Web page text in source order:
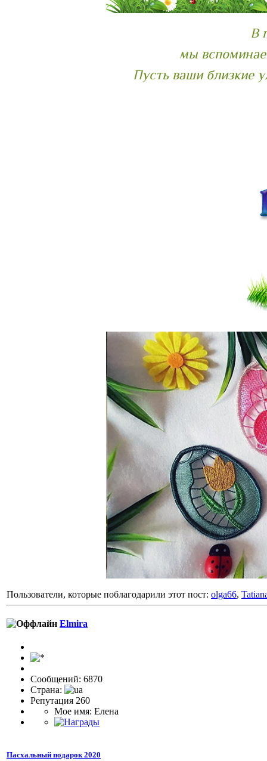
В
мы
Пусть ваши близкие
Пользователи, которые поблагодарили этот пост: olga66,
Elmira
Сообщений: 6870
Страна:
Репутация 260
Мое имя: Елена
Пасхальный подарок 2020